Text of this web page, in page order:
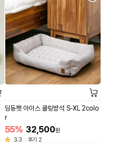
딩동펫 아이스 쿨링방석 S-XL 2colo
r
55% 32,500원
3.3
후기 2